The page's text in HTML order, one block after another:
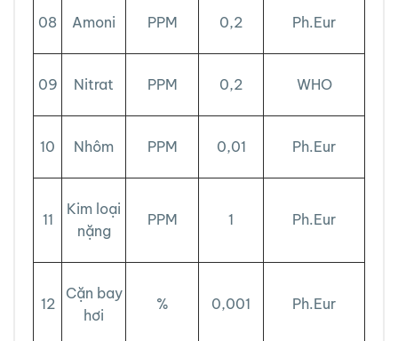
08 Amoni PPM 0,2 Ph.Eur
09 Nitrat PPM 0,2 WHO
10 Nhôm PPM 0,01 Ph.Eur
11
Kim loại
nặng
PPM 1 Ph.Eur
12
Cặn bay
hơi
% 0,001 Ph.Eur